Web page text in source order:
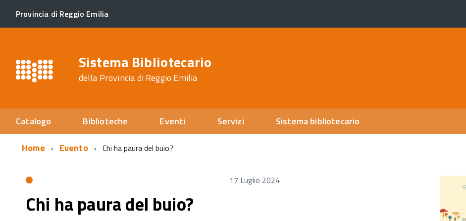
Provincia di Reggio Emilia
Sistema Bibliotecario
della Provincia di Reggio Emilia
Catalogo Biblioteche Eventi Servizi
Sistema bibliotecario
Home
Evento Chi ha paura del buio?
17 Luglio 2024
Chi ha paura del buio?